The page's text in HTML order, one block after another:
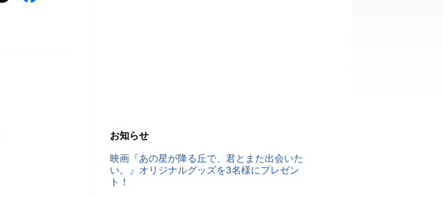
お知らせ
映画『あの星が降る丘で、君とまた出会いた
い。』オリジナルグッズを3名様にプレゼン
ト！